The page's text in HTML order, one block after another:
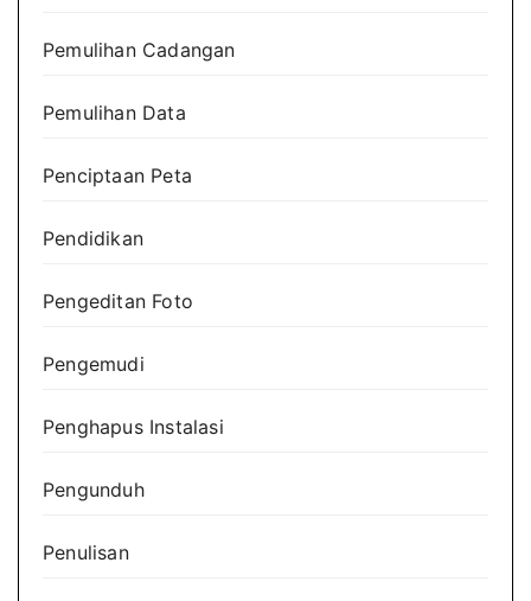
Pemulihan Cadangan
Pemulihan Data
Penciptaan Peta
Pendidikan
Pengeditan Foto
Pengemudi
Penghapus Instalasi
Pengunduh
Penulisan